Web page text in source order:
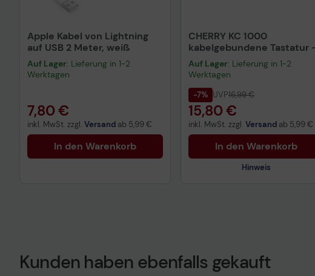
Apple Kabel von Lightning
auf USB 2 Meter, weiß
Auf Lager: Lieferung in 1-2
Werktagen
7,80 €
inkl. MwSt. zzgl. Versand ab 5,99 €
In den Warenkorb
CHERRY KC 1000
kabelgebundene Tastatur
QWERTZ DE - schwarz
Auf Lager: Lieferung in 1-2
Werktagen
-7% UVP16,99 €
15,80 €
inkl. MwSt. zzgl. Versand ab 5,99 €
In den Warenkorb
Hinweis
Technisches
Kunden haben ebenfalls gekauft